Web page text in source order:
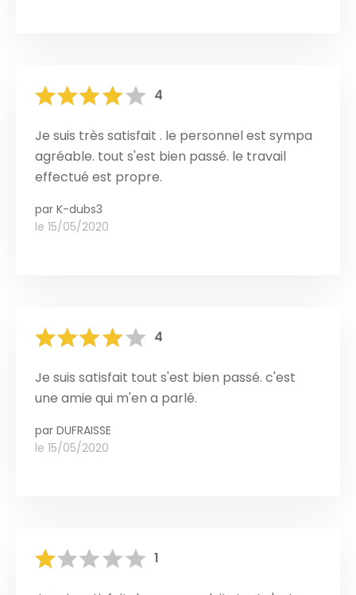
4
Je suis très satisfait . le personnel est sympa
agréable. tout s'est bien passé. le travail
effectué est propre.
par K-dubs3
le 15/05/2020
4
Je suis satisfait tout s'est bien passé. c'est
une amie qui m'en a parlé.
par DUFRAISSE
le 15/05/2020
1